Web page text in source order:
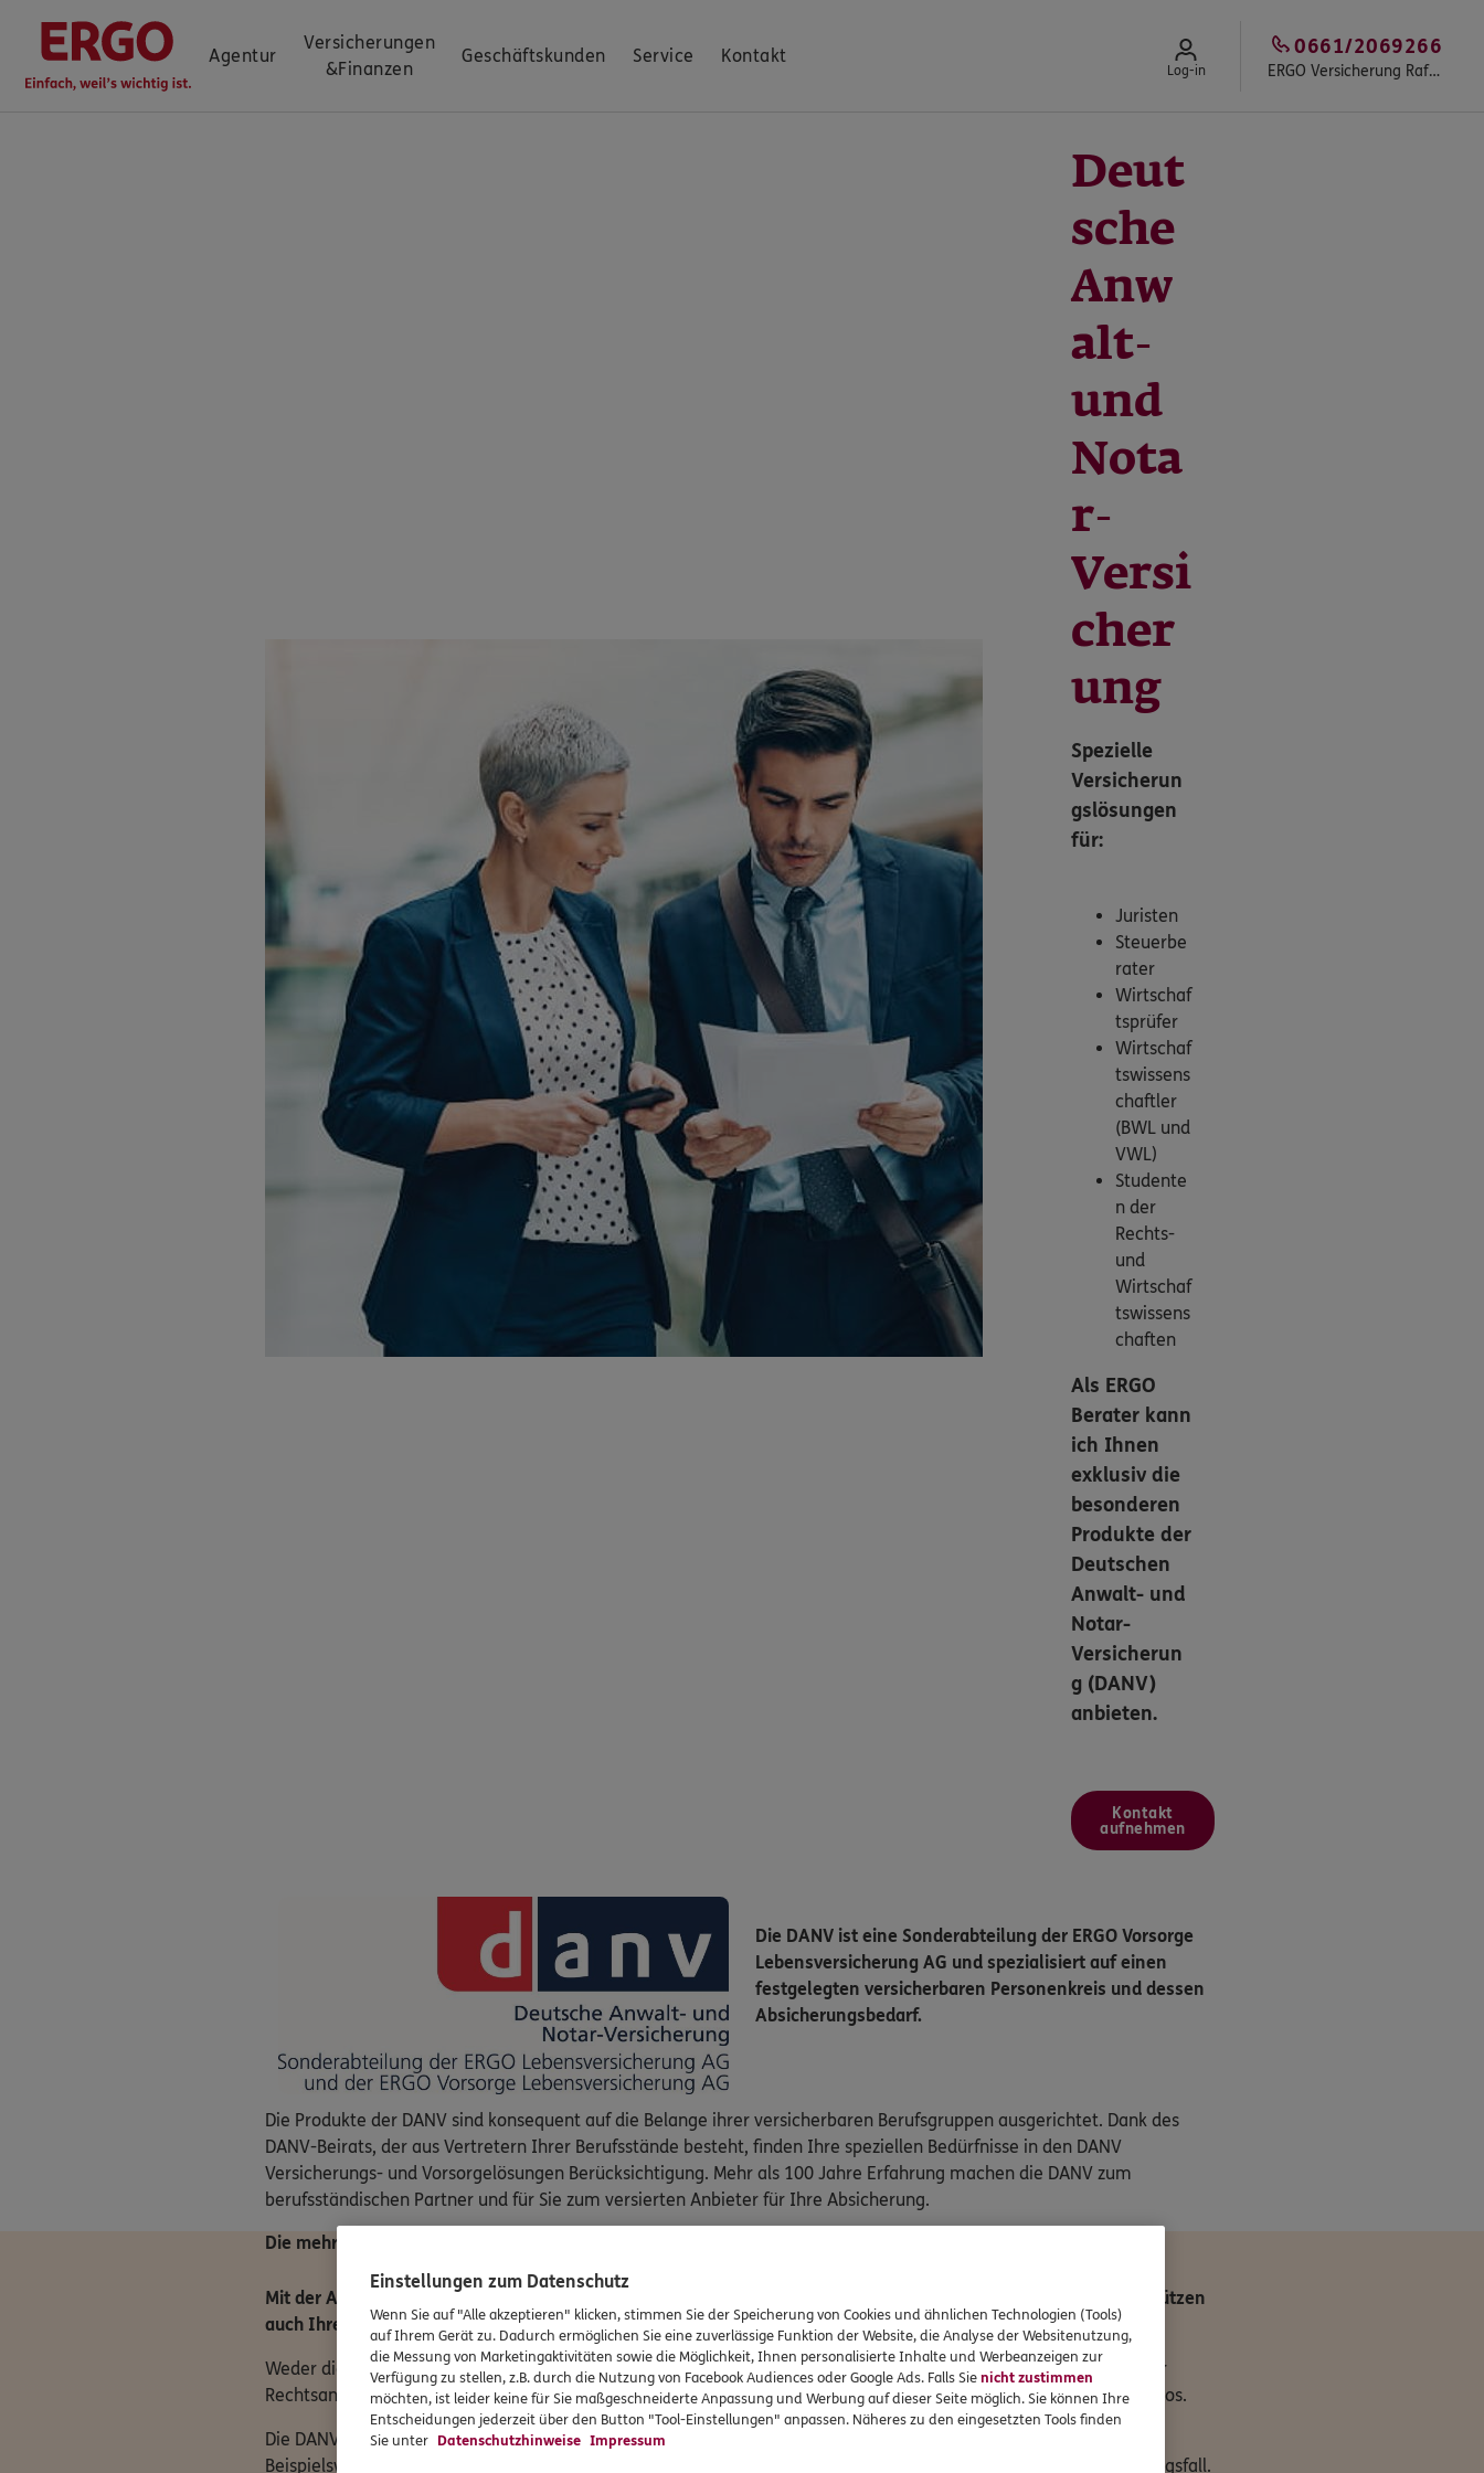
Agentur
Versicherungen
&Finanzen
Geschäftskunden Service Kontakt
Log-in ERGO Versicherung Rafael Reith
0661/2069266
Deut
sche
Anw
alt-
und
Nota
r-
Versi
cher
ung
Spezielle
Versicherun
gslösungen
für:
Juristen
Steuerbe
rater
Wirtschaf
tsprüfer
Wirtschaf
tswissens
chaftler
(BWL und
VWL)
Studente
n der
Rechts-
und
Wirtschaf
tswissens
chaften
Als ERGO
Berater kann
ich Ihnen
exklusiv die
besonderen
Produkte der
Deutschen
Anwalt- und
Notar-
Versicherun
g (DANV)
anbieten.
Kontakt
aufnehmen
Die DANV ist eine Sonderabteilung der ERGO Vorsorge
Lebensversicherung AG und spezialisiert auf einen
festgelegten versicherbaren Personenkreis und dessen
Absicherungsbedarf.
Die Produkte der DANV sind konsequent auf die Belange ihrer versicherbaren Berufsgruppen ausgerichtet. Dank des
DANV-Beirats, der aus Vertretern Ihrer Berufsstände besteht, finden Ihre speziellen Bedürfnisse in den DANV
Versicherungs- und Vorsorgelösungen Berücksichtigung. Mehr als 100 Jahre Erfahrung machen die DANV zum
berufsständischen Partner und für Sie zum versierten Anbieter für Ihre Absicherung.
Die mehrfach ausgezeichnete Berufsunfähigkeits­versicherung der DANV
Mit der Absicherung gegen Berufsunfähigkeit sichern Sie nicht nur Ihr Einkommen im Falle des Falles – Sie schützen
auch Ihren gewohnten Lebensstandard.
Weder die gesetzliche Rentenversicherung noch die Absicherung der öffentlich-rechtlichen Versorgungswerke der
Rechtsanwälte, Steuerberater, Wirtschaftsprüfer bieten Ihnen ausreichenden Schutz für die Sicherung dieses Risikos.
Die DANV-Berufsunfähigkeitsversicherung bietet Ihnen viele Vorteile speziell für Ihre Berufsgruppe.
Beispielsweise verzichten wir auf jegliche Verweisung und auf die Überprüfung finanzieller Verhältnisse im Leistungsfall.
Einstellungen zum Datenschutz
Wenn Sie auf "Alle akzeptieren" klicken, stimmen Sie der Speicherung von Cookies und ähnlichen Technologien (Tools)
auf Ihrem Gerät zu. Dadurch ermöglichen Sie eine zuverlässige Funktion der Website, die Analyse der Websitenutzung,
die Messung von Marketingaktivitäten sowie die Möglichkeit, Ihnen personalisierte Inhalte und Werbeanzeigen zur
Verfügung zu stellen, z.B. durch die Nutzung von Facebook Audiences oder Google Ads. Falls Sienicht zustimmen
möchten, ist leider keine für Sie maßgeschneiderte Anpassung und Werbung auf dieser Seite möglich. Sie können Ihre
Entscheidungen jederzeit über den Button "Tool-Einstellungen" anpassen. Näheres zu den eingesetzten Tools finden
Sie unter Datenschutzhinweise Impressum